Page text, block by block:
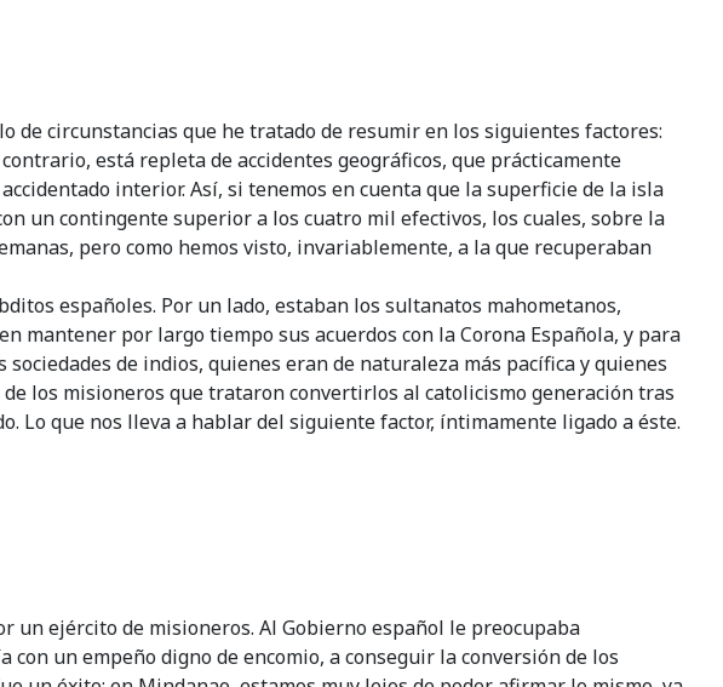
de circunstancias que he tratado de resumir en los siguientes factores:
está repleta de accidentes geográficos, que prácticamente
interior. Así, si tenemos en cuenta que la superficie de la isla
un contingente superior a los cuatro mil efectivos, los cuales, sobre la
pero como hemos visto, invariablemente, a la que recuperaban
españoles. Por un lado, estaban los sultanatos mahometanos,
mantener por largo tiempo sus acuerdos con la Corona Española, y para
de indios, quienes eran de naturaleza más pacífica y quienes
los misioneros que trataron convertirlos al catolicismo generación tras
Lo que nos lleva a hablar del siguiente factor, íntimamente ligado a éste.
un ejército de misioneros. Al Gobierno español le preocupaba
un empeño digno de encomio, a conseguir la conversión de los